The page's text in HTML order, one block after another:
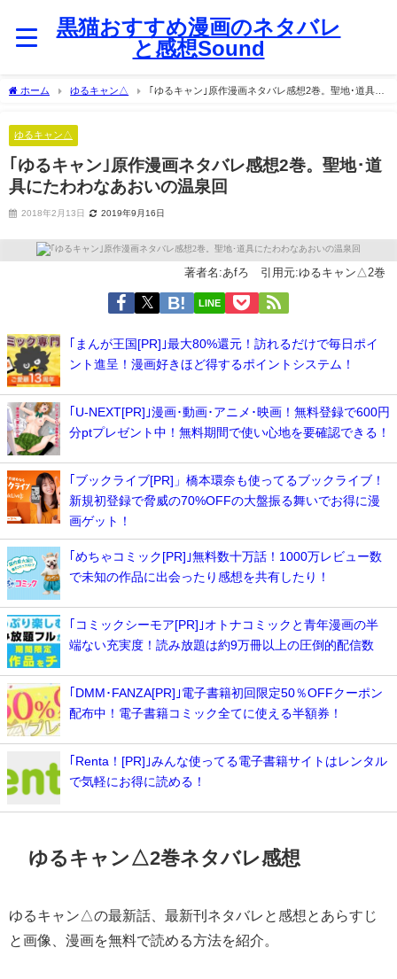
黒猫おすすめ漫画のネタバレ
と感想Sound
ホーム ゆるキャン△
｢ゆるキャン｣原作漫画ネタバレ感想2巻。聖地･道具に
ゆるキャン△
｢ゆるキャン｣原作漫画ネタバレ感想2巻。聖地･道
具にたわわなあおいの温泉回
2018年2月13日 2019年9月16日
著者名:あfろ 引用元:ゆるキャン△2巻
LINE
｢まんが王国[PR]｣最大80%還元！訪れるだけで毎日ポイ
ント進呈！漫画好きほど得するポイントシステム！
｢U-NEXT[PR]｣漫画･動画･アニメ･映画！無料登録で600円
分ptプレゼント中！無料期間で使い心地を要確認できる！
｢ブックライブ[PR]」橋本環奈も使ってるブックライブ！
新規初登録で脅威の70%OFFの大盤振る舞いでお得に漫
画ゲット！
｢めちゃコミック[PR]｣無料数十万話！1000万レビュー数
で未知の作品に出会ったり感想を共有したり！
｢コミックシーモア[PR]｣オトナコミックと青年漫画の半
端ない充実度！読み放題は約9万冊以上の圧倒的配信数
｢DMM･FANZA[PR]｣電子書籍初回限定50％OFFクーポン
配布中！電子書籍コミック全てに使える半額券！
｢Renta！[PR]｣みんな使ってる電子書籍サイトはレンタル
で気軽にお得に読める！
ゆるキャン△2巻ネタバレ感想
ゆるキャン△の最新話、最新刊ネタバレと感想とあらすじ
と画像、漫画を無料で読める方法を紹介。